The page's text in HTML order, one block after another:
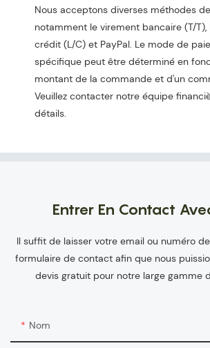
Nous acceptons diverses méthodes
notamment le virement bancaire (T/
crédit (L/C) et PayPal. Le mode de
spécifique peut être déterminé en
montant de la commande et d'un
Veuillez contacter notre équipe
détails.
Entrer En Contact
Il suffit de laisser votre email ou numéro
formulaire de contact afin que nous
devis gratuit pour notre large gamme
Nom